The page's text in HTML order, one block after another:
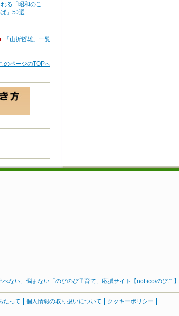
る「昭和のこ
ば」50選
「山折哲雄」一覧
のページのTOPへ
べない、悩まない「のびのび子育て」応援サイト【nobico/のびこ】
たって 個人情報の取り扱いについて
クッキーポリシー